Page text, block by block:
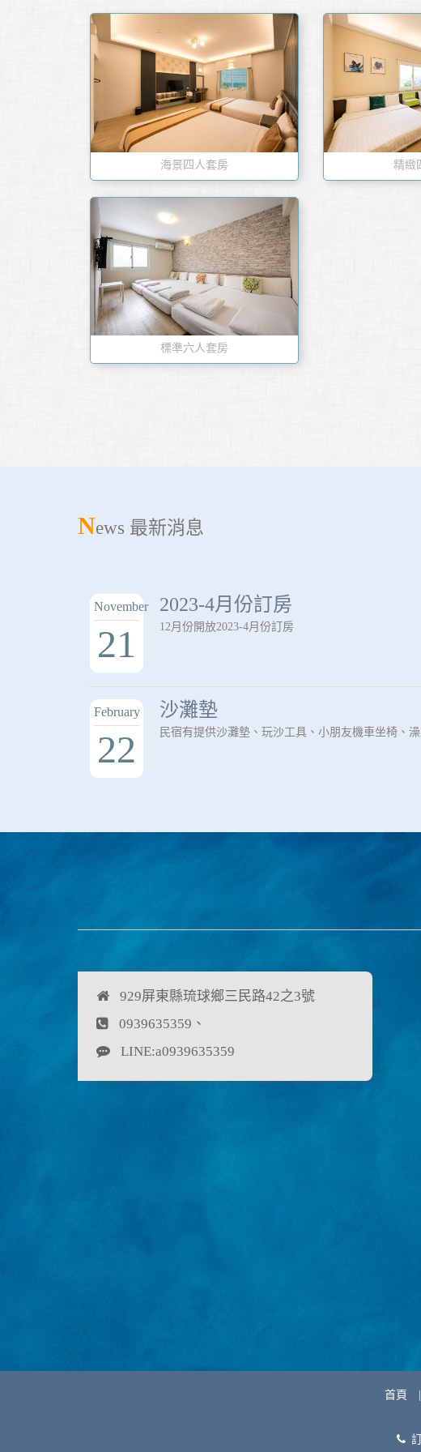
海景四人套房 精緻
標準六人套房
News 最新消息
November
21
2023-4月份訂房
12月份開放2023-4月份訂房
February
22
沙灘墊
民宿有提供沙灘墊、玩沙工具、小朋友機車坐椅、
929屏東縣琉球鄉三民路42之3號
0939635359、
LINE:a0939635359
首頁